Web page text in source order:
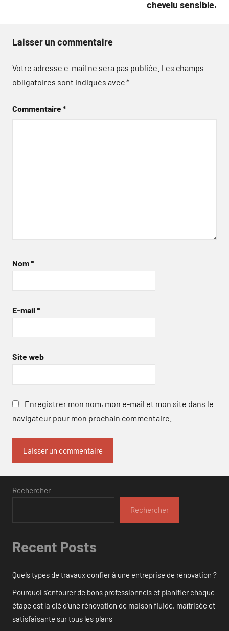
chevelu sensible.
Laisser un commentaire
Votre adresse e-mail ne sera pas publiée. Les champs
obligatoires sont indiqués avec*
Commentaire*
Nom*
E-mail *
Site web
Enregistrer mon nom, mon e-mail et mon site dans le
navigateur pour mon prochain commentaire.
Rechercher
Rechercher
Recent Posts
Quels types de travaux confier à une entreprise de rénovation ?
Pourquoi s’entourer de bons professionnels et planifier chaque
étape est la clé d’une rénovation de maison fluide, maîtrisée et
satisfaisante sur tous les plans